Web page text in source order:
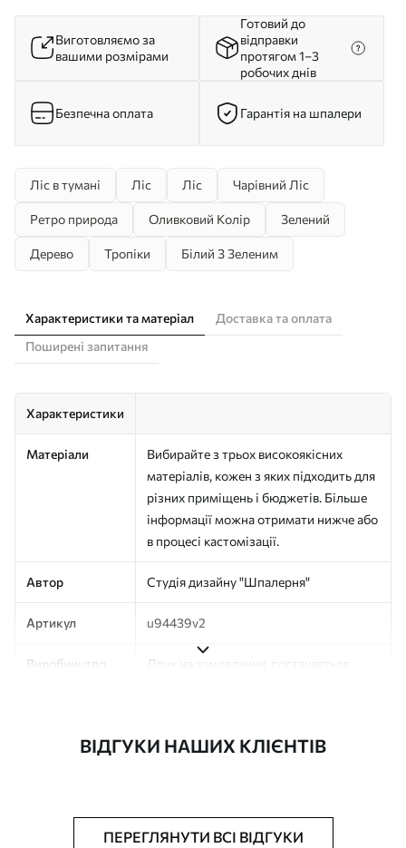
Виготовляємо за
вашими розмірами
Готовий до
відправки
протягом 1–3
робочих днів
Безпечна оплата Гарантія на шпалери
Ліс в тумані Ліс Ліс Чарівний Ліс
Ретро природа Оливковий Колір Зелений
Дерево Тропіки Білий З Зеленим
Характеристики та матеріал
Доставка та оплата
Поширені запитання
Характеристики
Матеріали
Вибирайте з трьох високоякісних
матеріалів, кожен з яких підходить для
різних приміщень і бюджетів. Більше
інформації можна отримати нижче або
в процесі кастомізації.
Автор Студія дизайну "Шпалерня"
Артикул u94439v2
Виробництво
Друк на замовлення, постачається
клей для шпалер
можна мити водою
ВІДГУКИ НАШИХ КЛІЄНТІВ
ПЕРЕГЛЯНУТИ ВСІ ВІДГУКИ